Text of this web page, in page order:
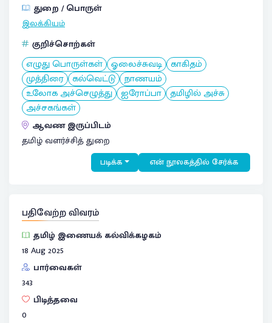
துறை / பொருள்
இலக்கியம்
குறிச்சொற்கள்
எழுது பொருள்கள் ஓலைச்சுவடி காகிதம்
முத்திரை கல்வெட்டு நாணயம்
உலோக அச்செழுத்து ஐரோப்பா தமிழில் அச்சு
அச்சகங்கள்
ஆவண இருப்பிடம்
தமிழ் வளர்ச்சித் துறை
படிக்க என் நூலகத்தில் சேர்க்க
பதிவேற்ற விவரம்
தமிழ் இணையக் கல்விக்கழகம்
18 Aug 2025
பார்வைகள்
343
பிடித்தவை
0